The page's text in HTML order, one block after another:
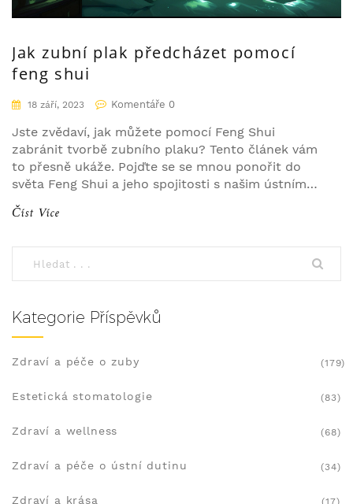
Jak zubní plak předcházet pomocí
feng shui
18 září, 2023 Komentáře 0
Jste zvědaví, jak můžete pomocí Feng Shui
zabránit tvorbě zubního plaku? Tento článek vám
to přesně ukáže. Pojďte se se mnou ponořit do
světa Feng Shui a jeho spojitosti s našim ústním
zdravím. Uvidíte, že i drobné změny v našem
životním stylu mohou mít na zubní zdraví velký
Číst Více
Kategorie Příspěvků
Zdraví a péče o zuby (179)
Estetická stomatologie (83)
Zdraví a wellness (68)
Zdraví a péče o ústní dutinu (34)
Zdraví a krása (17)